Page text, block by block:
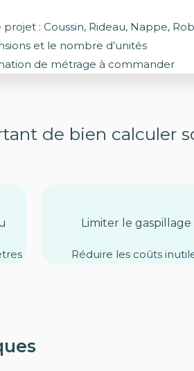
: Coussin, Rideau, Nappe,
et le nombre d’unités
de métrage à commander
de bien calculer
Limiter le gaspillage
Réduire les coûts